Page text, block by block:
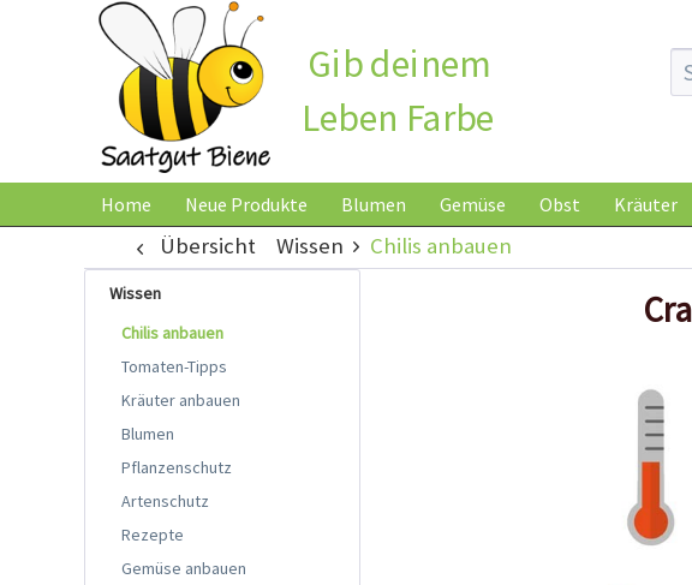
Gib deinem
Leben Farbe
Home Neue Produkte Blumen Gemüse Obst Kräuter
Übersicht Wissen Chilis anbauen
Wissen
Chilis anbauen
Tomaten-Tipps
Kräuter anbauen
Blumen
Pflanzenschutz
Artenschutz
Rezepte
Gemüse anbauen